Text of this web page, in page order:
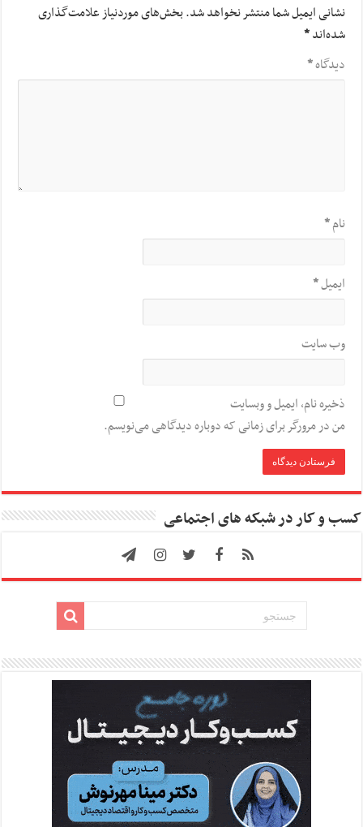
نشانی ایمیل شما منتشر نخواهد شد.بخش‌های موردنیاز علامت‌گذاری
شده‌اند*
دیدگاه*
نام*
ایمیل*
وب‌ سایت
ذخیره نام، ایمیل و وبسایت
من در مرورگر برای زمانی که دوباره دیدگاهی می‌نویسم.
کسب و کار در شبکه های اجتماعی